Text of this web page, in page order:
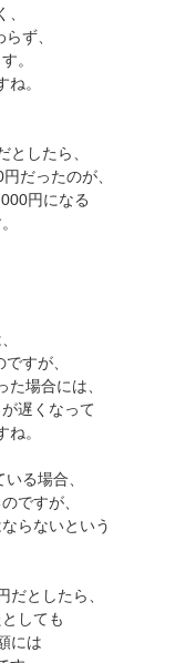
ず、
。
。
したら、
だったのが、
円になる
すが、
場合には、
遅くなって
。
る場合、
ですが、
らないという
としたら、
しても
には